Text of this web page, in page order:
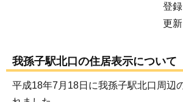
登
更
我孫子駅北口の住居表示について
平成18年7月18日に我孫子駅北口周辺